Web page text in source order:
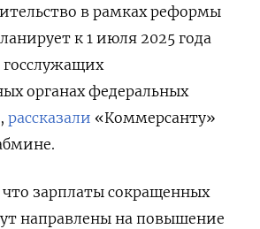
в рамках реформы
к 1 июля 2025 года
госслужащих
органах федеральных
рассказали «Коммерсанту»
что зарплаты сокращенных
направлены на повышение